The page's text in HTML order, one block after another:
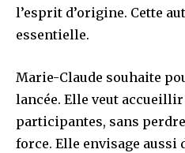
l’esprit d’origine. Cette
essentielle.
Marie-Claude souhaite
lancée. Elle veut
participantes, sans
force. Elle envisage aussi